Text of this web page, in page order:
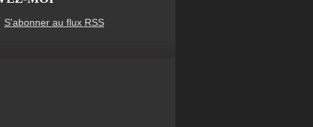
S'abonner au flux RSS